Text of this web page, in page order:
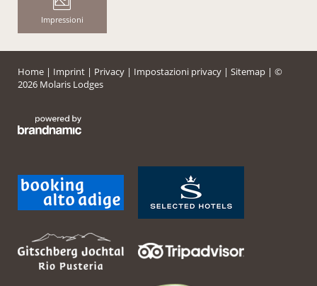
Impressioni
Home | Imprint | Privacy | Impostazioni privacy | Sitemap | ©
2026 Molaris Lodges